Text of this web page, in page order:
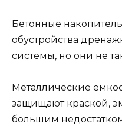
Бетонные
обустройства
системы, но они не
Металлические
защищают краской,
большим